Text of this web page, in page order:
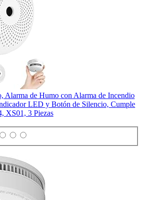
Alarma de Humo con Alarma de Incendio
LED y Botón de Silencio, Cumple
XS01, 3 Piezas